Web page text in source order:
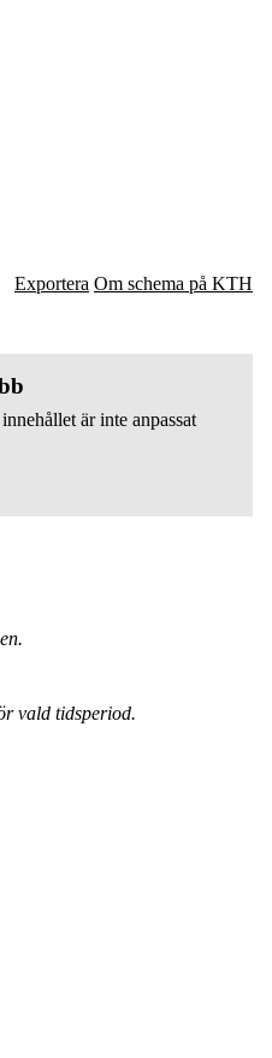
Exportera Om schema på KTH
är inte anpassat
vald tidsperiod.